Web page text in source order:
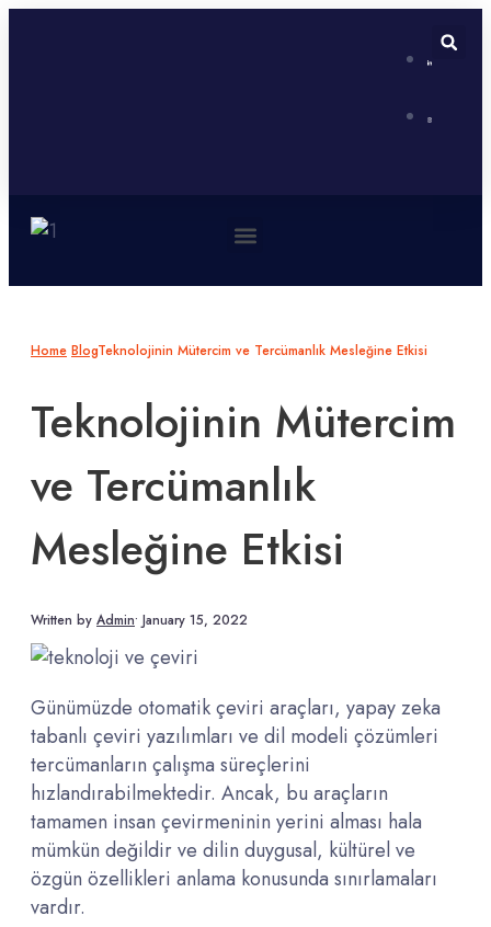
Home BlogTeknolojinin Mütercim ve Tercümanlık Mesleğine Etkisi
Teknolojinin Mütercim
ve Tercümanlık
Mesleğine Etkisi
Written by Admin• January 15, 2022
Günümüzde otomatik çeviri araçları, yapay zeka
tabanlı çeviri yazılımları ve dil modeli çözümleri
tercümanların çalışma süreçlerini
hızlandırabilmektedir. Ancak, bu araçların
tamamen insan çevirmeninin yerini alması hala
mümkün değildir ve dilin duygusal, kültürel ve
özgün özellikleri anlama konusunda sınırlamaları
vardır.